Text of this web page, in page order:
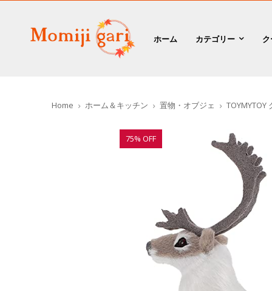
ホーム カテゴリー
Home ホーム＆キッチン 置物・オブジェ
75% OFF